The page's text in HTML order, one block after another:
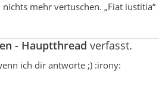
mehr vertuschen. „Fiat iustitia“
- Hauptthread verfasst.
ich dir antworte ;) :irony: